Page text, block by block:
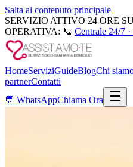
Salta al contenuto principale
SERVIZIO ATTIVO 24 ORE
OPERATIVA: 📞 Centrale 24/7 ·
HomeServiziGuideBlogChi
partnerContatti
💬 WhatsAppChiama Ora